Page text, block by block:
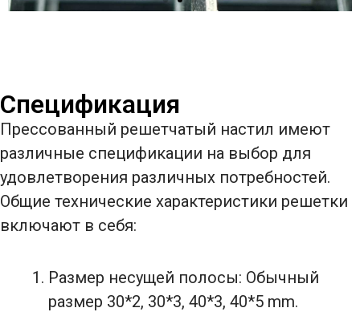
Спецификация
Прессованный решетчатый настил имеют
различные спецификации на выбор для
удовлетворения различных потребностей.
Общие технические характеристики решетки
включают в себя:
Размер несущей полосы: Обычный
размер 30*2, 30*3, 40*3, 40*5 mm.